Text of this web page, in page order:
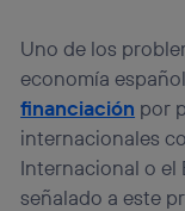
Uno de los
economía
financiación por
internacionales
Internacional o el
señalado a este